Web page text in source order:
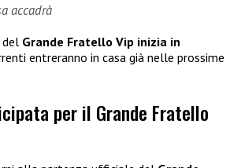
accadrà
del Grande Fratello Vip inizia in
entreranno in casa già nelle prossime
per il Grande Fratello